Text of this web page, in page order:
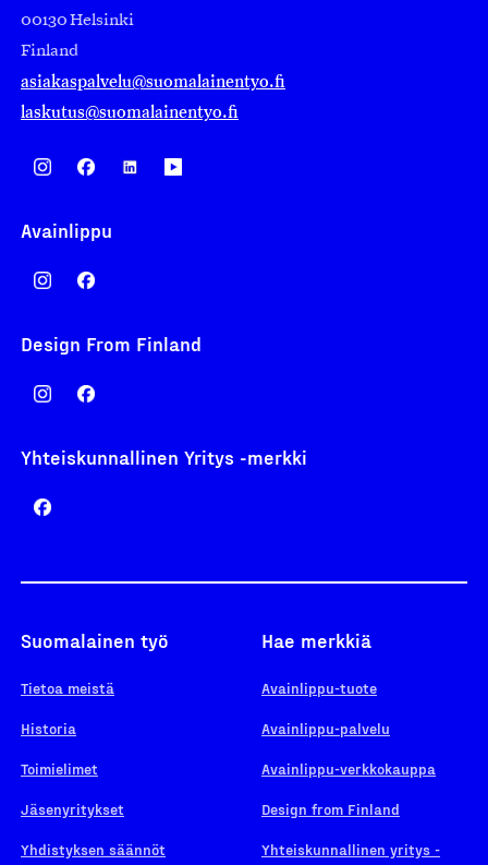
00130 Helsinki
Finland
asiakaspalvelu@suomalainentyo.fi
laskutus@suomalainentyo.fi
Avainlippu
Design From Finland
Yhteiskunnallinen Yritys -merkki
Suomalainen työ
Tietoa meistä
Historia
Toimielimet
Jäsenyritykset
Yhdistyksen säännöt
Hae merkkiä
Avainlippu-tuote
Avainlippu-palvelu
Avainlippu-verkkokauppa
Design from Finland
Yhteiskunnallinen yritys -